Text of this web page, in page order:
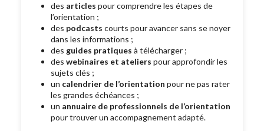
des articles pour comprendre les étapes de
l’orientation ;
des podcasts courts pour avancer sans se noyer
dans les informations ;
des guides pratiques à télécharger ;
deswebinaires et ateliers pour approfondir les
sujets clés ;
un calendrier de l’orientation pour ne pas rater
les grandes échéances ;
un annuaire de professionnels de l’orientation
pour trouver un accompagnement adapté.